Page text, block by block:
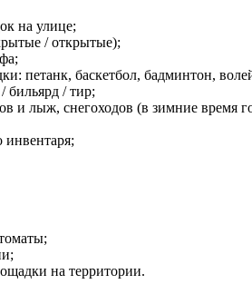
на улице;
/ открытые);
петанк, баскетбол, бадминтон,
бильярд / тир;
и лыж, снегоходов (в зимние время
инвентаря;
на территории.